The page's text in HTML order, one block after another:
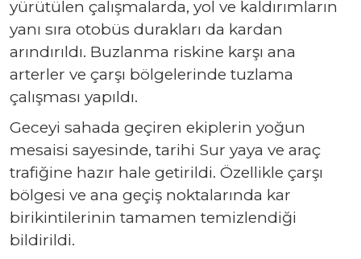
yürütülen çalışmalarda, yol ve kaldırımların
yanı sıra otobüs durakları da kardan
arındırıldı. Buzlanma riskine karşı ana
arterler ve çarşı bölgelerinde tuzlama
çalışması yapıldı.
Geceyi sahada geçiren ekiplerin yoğun
mesaisi sayesinde, tarihi Sur yaya ve araç
trafiğine hazır hale getirildi. Özellikle çarşı
bölgesi ve ana geçiş noktalarında kar
birikintilerinin tamamen temizlendiği
bildirildi.